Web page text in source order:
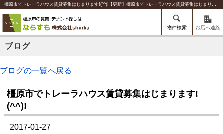
橿原市でトレーラハウス賃貸募集はじまります!(^^)!【更新】橿原市でトレーラハウス賃貸募集はじまります!(^^)! | 橿原の賃貸のことならならすも【株式会社shinka】
物件検索 お店へ連絡
ブログ
ブログの一覧へ戻る
橿原市でトレーラハウス賃貸募集はじまります!
(^^)!
2017-01-27